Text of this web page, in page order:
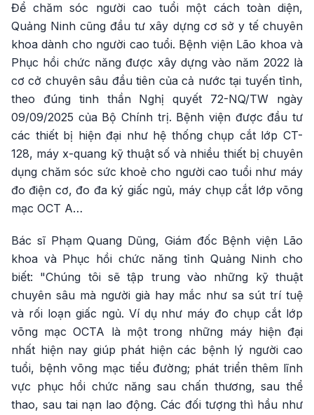
Để chăm sóc người cao tuổi một cách toàn diện,
Quảng Ninh cũng đầu tư xây dựng cơ sở y tế chuyên
khoa dành cho người cao tuổi. Bệnh viện Lão khoa và
Phục hồi chức năng được xây dựng vào năm 2022 là
cơ cở chuyên sâu đầu tiên của cả nước tại tuyến tỉnh,
theo đúng tinh thần Nghị quyết 72-NQ/TW ngày
09/09/2025 của Bộ Chính trị. Bệnh viện được đầu tư
các thiết bị hiện đại như hệ thống chụp cắt lớp CT-
128, máy x-quang kỹ thuật số và nhiều thiết bị chuyên
dụng chăm sóc sức khoẻ cho người cao tuổi như máy
đo điện cơ, đo đa ký giấc ngủ, máy chụp cắt lớp võng
mạc OCT A…
Bác sĩ Phạm Quang Dũng, Giám đốc Bệnh viện Lão
khoa và Phục hồi chức năng tỉnh Quảng Ninh cho
biết: "Chúng tôi sẽ tập trung vào những kỹ thuật
chuyên sâu mà người già hay mắc như sa sút trí tuệ
và rối loạn giấc ngủ. Ví dụ như máy đo chụp cắt lớp
võng mạc OCTA là một trong những máy hiện đại
nhất hiện nay giúp phát hiện các bệnh lý người cao
tuổi, bệnh võng mạc tiểu đường; phát triển thêm lĩnh
vực phục hồi chức năng sau chấn thương, sau thể
thao, sau tai nạn lao động. Các đối tượng thì hầu như